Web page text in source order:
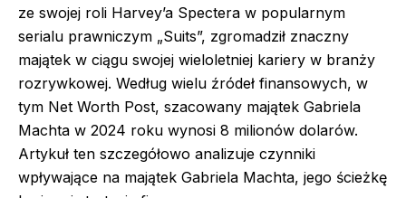
ze swojej roli Harvey’a Spectera w popularnym
serialu prawniczym „Suits”, zgromadził znaczny
majątek w ciągu swojej wieloletniej kariery w branży
rozrywkowej. Według wielu źródeł finansowych, w
tym Net Worth Post, szacowany majątek Gabriela
Machta w 2024 roku wynosi 8 milionów dolarów.
Artykuł ten szczegółowo analizuje czynniki
wpływające na majątek Gabriela Machta, jego ścieżkę